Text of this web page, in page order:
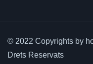
© 2022 Copyrights by
Drets Reservats